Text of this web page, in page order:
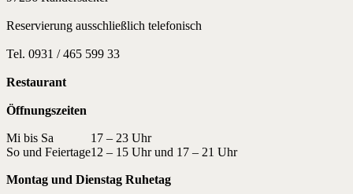
Reservierung ausschließlich telefonisch
Tel. 0931 / 465 599 33
Restaurant
Öffnungszeiten
Mi bis Sa
17 – 23 Uhr
So und Feiertage12 – 15 Uhr und 17 – 21 Uhr
Montag und Dienstag Ruhetag